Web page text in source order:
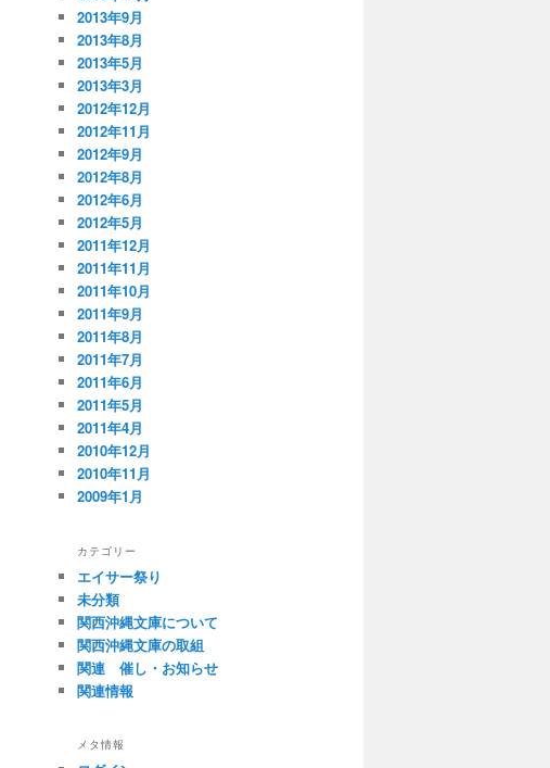
2013年9月
2013年8月
2013年5月
2013年3月
2012年12月
2012年11月
2012年9月
2012年8月
2012年6月
2012年5月
2011年12月
2011年11月
2011年10月
2011年9月
2011年8月
2011年7月
2011年6月
2011年5月
2011年4月
2010年12月
2010年11月
2009年1月
カテゴリー
エイサー祭り
未分類
関西沖縄文庫について
関西沖縄文庫の取組
関連 催し・お知らせ
関連情報
メタ情報